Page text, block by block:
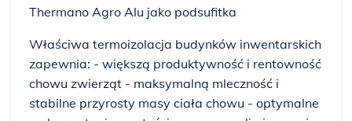
Thermano Agro Alu jako podsufitka
Właściwa termoizolacja budynków inwentarskich
zapewnia: - większą produktywność i rentowność
chowu zwierząt - maksymalną mleczność i
stabilne przyrosty masy ciała chowu - optymalne